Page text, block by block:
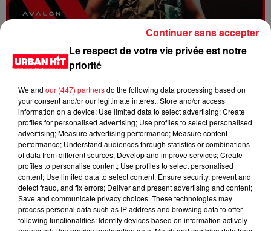
FOLA & Victony - golibe
Le respect de votre vie privée est notre
priorité
We and our (447) partnersdo the following data processing based on
your consent and/or our legitimate interest: Store and/or access
information on a device; Use limited data to select advertising; Create
profiles for personalised advertising; Use profiles to select personalised
advertising; Measure advertising performance; Measure content
performance; Understand audiences through statistics or combinations
of data from different sources; Develop and improve services; Create
profiles to personalise content; Use profiles to select personalised
content; Use limited data to select content; Ensure security, prevent and
detect fraud, and fix errors; Deliver and present advertising and content;
Save and communicate privacy choices. These technologies may
process personal data such as IP address and browsing data to offer
following functionalities: Identify devices based on information actively
Continuer sans accepter